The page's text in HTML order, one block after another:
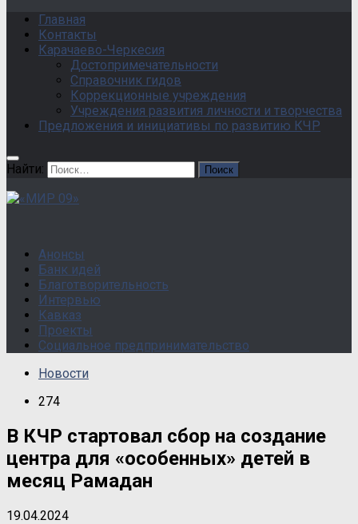
Главная
Контакты
Карачаево-Черкесия
Достопримечательности
Справочник гидов
Коррекционные учреждения
Учреждения развития личности и творчества
Предложения и инициативы по развитию КЧР
Найти:
Анонсы
Банк идей
Благотворительность
Интервью
Кавказ
Проекты
Социальное предпринимательство
Новости
274
В КЧР стартовал сбор на создание
центра для «особенных» детей в
месяц Рамадан
19.04.2024